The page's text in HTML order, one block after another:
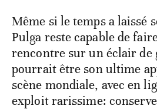
Même si le temps a laissé
Pulga reste capable de
rencontre sur un éclair de
pourrait être son ultime
scène mondiale, avec en
exploit rarissime: